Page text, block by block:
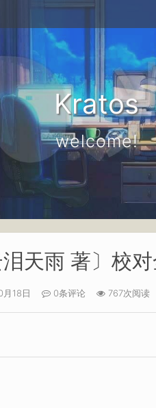
Kratos
welcome!
泪天雨 著〕校
18日 0条评论 767次阅读